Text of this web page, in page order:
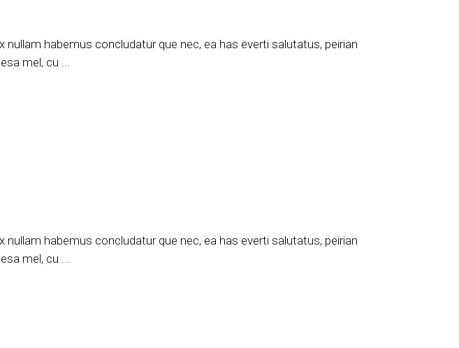
habemus concludatur que nec, ea has everti salutatus, peirian
mel, cu
habemus concludatur que nec, ea has everti salutatus, peirian
mel, cu